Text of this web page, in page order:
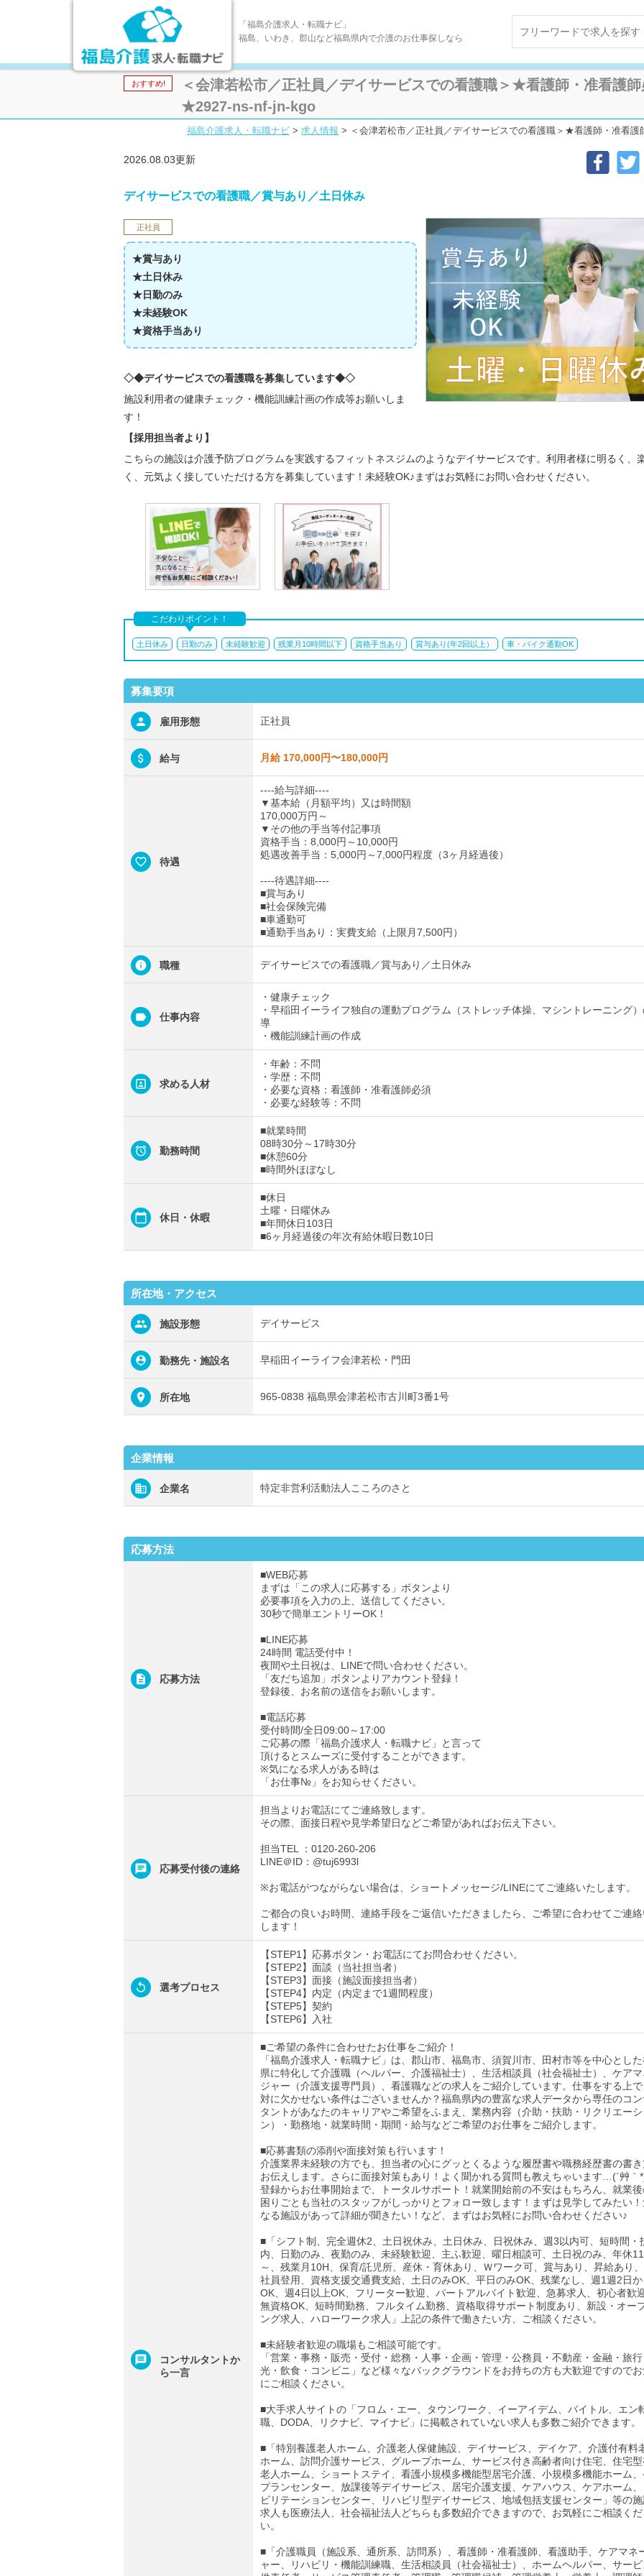
「福島介護求人・転職ナビ」
福島、いわき、郡山など福島県内で介護のお仕事探しなら
おすすめ!
＜会津若松市／正社員／デイサービスでの看護職＞★看護師・准看護
★2927-ns-nf-jn-kgo
福島介護求人・転職ナビ > 求人情報 > ＜会津若松市／正社員／デイサービスでの看護職＞★看護師・准看
2026.08.03更新
デイサービスでの看護職／賞与あり／土日休み
正社員
★賞与あり
★土日休み
★日勤のみ
★未経験OK
★資格手当あり
◇◆デイサービスでの看護職を募集しています◆◇
施設利用者の健康チェック・機能訓練計画の作成等お願いしま
す！
【採用担当者より】
こちらの施設は介護予防プログラムを実践するフィットネスジムのようなデイサービスです。利用者様に明るく、
く、元気よく接していただける方を募集しています！未経験OK♪まずはお気軽にお問い合わせください。
こだわりポイント！
土日休み 日勤のみ 未経験歓迎 残業月10時間以下 資格手当あり 賞与あり(年2回以上） 車・バイク通勤OK
募集要項
雇用形態 正社員
給与 月給 170,000円〜180,000円
待遇
----給与詳細----
▼基本給（月額平均）又は時間額
170,000万円～
▼その他の手当等付記事項
資格手当：8,000円～10,000円
処遇改善手当：5,000円～7,000円程度（3ヶ月経過後）
----待遇詳細----
■賞与あり
■社会保険完備
■車通勤可
■通勤手当あり：実費支給（上限月7,500円）
職種 デイサービスでの看護職／賞与あり／土日休み
仕事内容
・健康チェック
・早稲田イーライフ独自の運動プログラム（ストレッチ体操、マシントレーニング
導
・機能訓練計画の作成
求める人材
・年齢：不問
・学歴：不問
・必要な資格：看護師・准看護師必須
・必要な経験等：不問
勤務時間
■就業時間
08時30分～17時30分
■休憩60分
■時間外ほぼなし
休日・休暇
■休日
土曜・日曜休み
■年間休日103日
■6ヶ月経過後の年次有給休暇日数10日
所在地・アクセス
施設形態 デイサービス
勤務先・施設名 早稲田イーライフ会津若松・門田
所在地 965-0838 福島県会津若松市古川町3番1号
企業情報
企業名 特定非営利活動法人こころのさと
応募方法
応募方法
■WEB応募
まずは「この求人に応募する」ボタンより
必要事項を入力の上、送信してください。
30秒で簡単エントリーOK！
■LINE応募
24時間 電話受付中！
夜間や土日祝は、LINEで問い合わせください。
「友だち追加」ボタンよりアカウント登録！
登録後、お名前の送信をお願いします。
■電話応募
受付時間/全日09:00～17:00
ご応募の際「福島介護求人・転職ナビ」と言って
頂けるとスムーズに受付することができます。
※気になる求人がある時は
「お仕事№」をお知らせください。
応募受付後の連絡
担当よりお電話にてご連絡致します。
その際、面接日程や見学希望日などご希望があればお伝え下さい。
担当TEL ：0120-260-206
LINE＠ID：@tuj6993l
※お電話がつながらない場合は、ショートメッセージ/LINEにてご連絡いたします。
ご都合の良いお時間、連絡手段をご返信いただきましたら、ご希望に合わせてご連
します！
選考プロセス
【STEP1】応募ボタン・お電話にてお問合わせください。
【STEP2】面談（当社担当者）
【STEP3】面接（施設面接担当者）
【STEP4】内定（内定まで1週間程度）
【STEP5】契約
【STEP6】入社
コンサルタントか
ら一言
■ご希望の条件に合わせたお仕事をご紹介！
「福島介護求人・転職ナビ」は、郡山市、福島市、須賀川市、田村市等を中心とし
県に特化して介護職（ヘルパー、介護福祉士）、生活相談員（社会福祉士）、ケア
ジャー（介護支援専門員）、看護職などの求人をご紹介しています。仕事をする上
対に欠かせない条件はございませんか？福島県内の豊富な求人データから専任のコ
タントがあなたのキャリアやご希望をふまえ、業務内容（介助・扶助・リクリエー
ン）・勤務地・就業時間・期間・給与などご希望のお仕事をご紹介します。
■応募書類の添削や面接対策も行います！
介護業界未経験の方でも、担当者の心にグッとくるような履歴書や職務経歴書の書
お伝えします。さらに面接対策もあり！よく聞かれる質問も教えちゃいます…(´艸｀
登録からお仕事開始まで、トータルサポート！就業開始前の不安はもちろん、就業
困りごとも当社のスタッフがしっかりとフォロー致します！まずは見学してみたい
なる施設があって詳細が聞きたい！など、まずはお気軽にお問い合わせください♪
■「シフト制、完全週休2、土日祝休み、土日休み、日祝休み、週3以内可、短時間・
内、日勤のみ、夜勤のみ、未経験歓迎、主ふ歓迎、曜日相談可、土日祝のみ、年休
～、残業月10H、保育/託児所、産休・育休あり、Ｗワーク可、賞与あり、昇給あり
社員登用、資格支援交通費支給、土日のみOK、平日のみOK、残業なし、週1週2日
OK、週4日以上OK、フリーター歓迎、パートアルバイト歓迎、急募求人、初心者歓
無資格OK、短時間勤務、フルタイム勤務、資格取得サポート制度あり、新設・オー
ング求人、ハローワーク求人」上記の条件で働きたい方、ご相談ください。
■未経験者歓迎の職場もご相談可能です。
「営業・事務・販売・受付・総務・人事・企画・管理・公務員・不動産・金融・旅
光・飲食・コンビニ」など様々なバックグラウンドをお持ちの方も大歓迎ですので
にご相談ください。
■大手求人サイトの「フロム・エー、タウンワーク、イーアイデム、バイトル、エン
職、DODA、リクナビ、マイナビ」に掲載されていない求人も多数ご紹介できます。
■「特別養護老人ホーム、介護老人保健施設、デイサービス、デイケア、介護付有料
ホーム、訪問介護サービス、グループホーム、サービス付き高齢者向け住宅、住宅
老人ホーム、ショートステイ、看護小規模多機能型居宅介護、小規模多機能ホーム
プランセンター、放課後等デイサービス、居宅介護支援、ケアハウス、ケアホーム
ビリテーションセンター、リハビリ型デイサービス、地域包括支援センター」等の
求人も医療法人、社会福祉法人どちらも多数紹介できますので、お気軽にご相談く
い。
■「介護職員（施設系、通所系、訪問系）、看護師・准看護師、看護助手、ケアマネ
ャー、リハビリ・機能訓練職、生活相談員（社会福祉士）、ホームヘルパー、サー